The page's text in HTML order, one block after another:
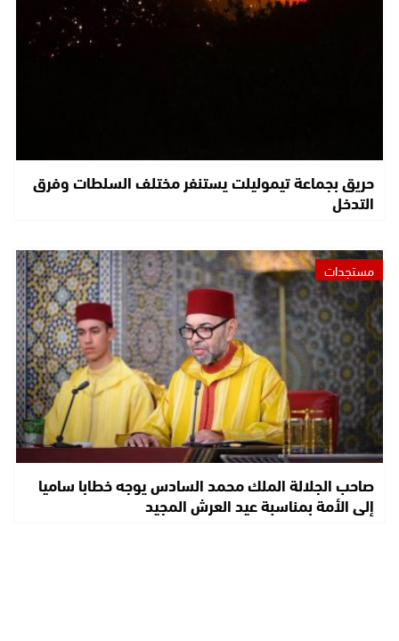
حريق بجماعة تيموليلت يستنفر مختلف السلطات وفرق
التدخل
مستجدات
صاحب الجلالة الملك محمد السادس يوجه خطابا ساميا
إلى الأمة بمناسبة عيد العرش المجيد